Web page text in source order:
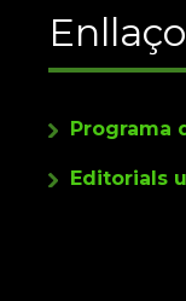
Programa
Editorials